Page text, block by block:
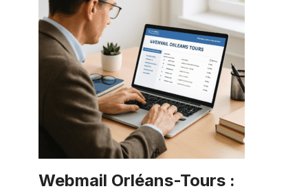
Webmail Orléans-Tours :